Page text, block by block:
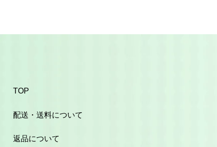
TOP
配送・送料について
返品について